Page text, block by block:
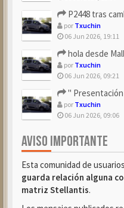
P2448 tras
por Txuchin
06 Jun 2026, 19:11
hola desde
por Txuchin
06 Jun 2026, 09:21
" Presentación
por Txuchin
06 Jun 2026, 09:06
AVISO IMPORTANTE
Esta comunidad de usuarios
guarda relación alguna
matriz Stellantis.